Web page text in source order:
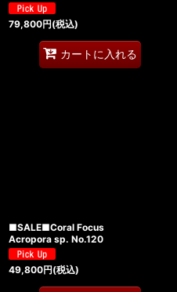
79,800円(税込)
カートに入れる
■SALE■Coral Focus
Acropora sp. No.120
49,800円(税込)